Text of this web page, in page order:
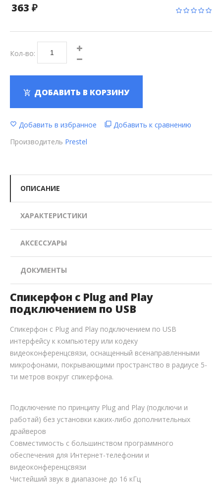
363 ₽
Кол-во:
ДОБАВИТЬ В КОРЗИНУ
Добавить в избранное
Добавить к сравнению
Производитель Prestel
ОПИСАНИЕ
ХАРАКТЕРИСТИКИ
АКСЕССУАРЫ
ДОКУМЕНТЫ
Спикерфон с Plug and Play
подключением по USB
Спикерфон с Plug and Play подключением по USB
интерфейсу к компьютеру или кодеку
видеоконференцсвязи, оснащенный всенаправленными
микрофонами, покрывающими пространство в радиусе 5-
ти метров вокруг спикерфона.
Подключение по принципу Plug and Play (подключи и
работай) без установки каких-либо дополнительных
драйверов
Совместимость с большинством программного
обеспечения для Интернет-телефонии и
видеоконференцсвязи
Чистейший звук в диапазоне до 16 кГц